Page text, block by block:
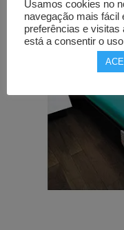
Usamos cookies no
navegação mais fácil
preferências e visitas
está a consentir o